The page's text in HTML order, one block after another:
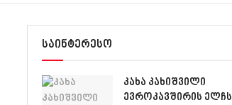
საინტერესო
კახა კახიშვილი
ევროკავშირის ელჩს